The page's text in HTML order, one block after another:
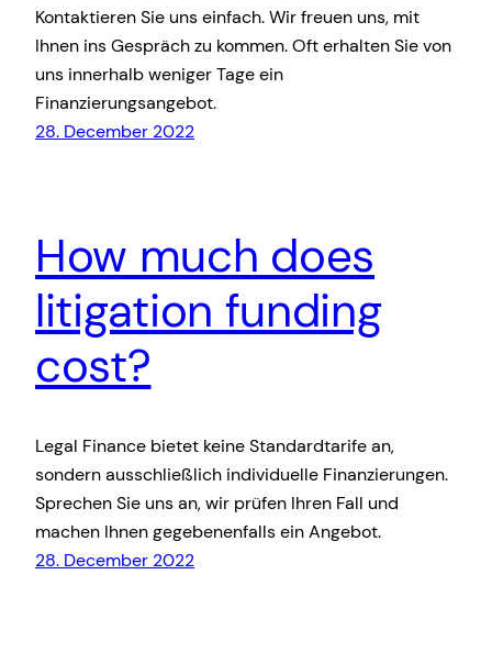
Kontaktieren Sie uns einfach. Wir freuen uns, mit
Ihnen ins Gespräch zu kommen. Oft erhalten Sie von
uns innerhalb weniger Tage ein
Finanzierungsangebot.
28. December 2022
How much does
litigation funding
cost?
Legal Finance bietet keine Standardtarife an,
sondern ausschließlich individuelle Finanzierungen.
Sprechen Sie uns an, wir prüfen Ihren Fall und
machen Ihnen gegebenenfalls ein Angebot.
28. December 2022